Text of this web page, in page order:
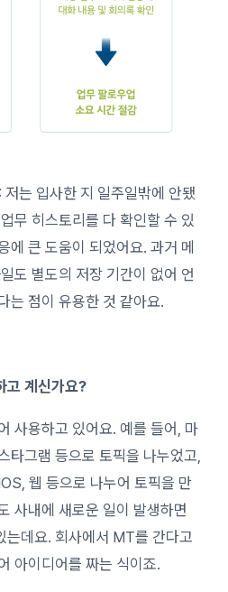
저는 입사한 지 일주일밖에 안됐
무 히스토리를 다 확인할 수 있
에 큰 도움이 되었어요. 과거 메
도 별도의 저장 기간이 없어 언
는 점이 유용한 것 같아요.
고 계신가요?
사용하고 있어요. 예를 들어, 마
타그램 등으로 토픽을 나누었고,
웹 등으로 나누어 토픽을 만
사내에 새로운 일이 발생하면
는데요. 회사에서 MT를 간다고
아이디어를 짜는 식이죠.